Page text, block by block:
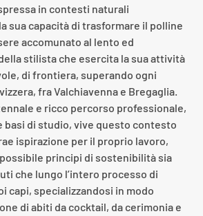
in contesti naturali
sua capacità di trasformare il polline
accomunato al lento ed
stilista che esercita la sua attività
di frontiera, superando ogni
fra Valchiavenna e Bregaglia.
e ricco percorso professionale,
basi di studio, vive questo contesto
ispirazione per il proprio lavoro,
principi di sostenibilità sia
che lungo l’intero processo di
capi, specializzandosi in modo
di abiti da cocktail, da cerimonia e